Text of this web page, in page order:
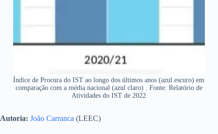
Índice de Procura do IST ao longo dos últimos anos (azul escuro) em
comparação com a média nacional (azul claro) . Fonte: Relatório de
Atividades do IST de 2022
Autoria: João Carranca (LEEC)